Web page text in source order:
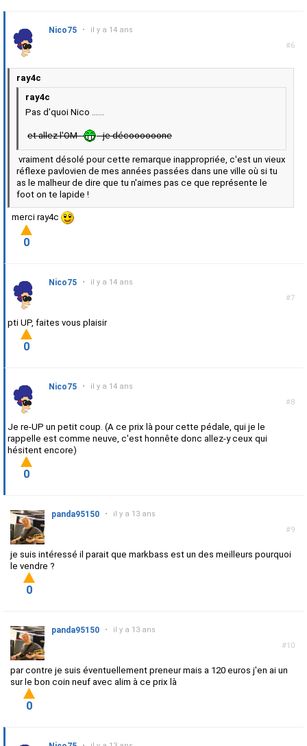
#6
Nico75 • il y a 14 ans
ray4c
ray4c
Pas d'quoi Nico ......
et allez l'OM je décoooooone
vraiment désolé pour cette remarque inappropriée, c'est un vieux
réflexe pavlovien de mes années passées dans une ville où si tu
as le malheur de dire que tu n'aimes pas ce que représente le
foot on te lapide !
merci ray4c
0
#7
Nico75 • il y a 14 ans
pti UP, faites vous plaisir
0
#8
Nico75 • il y a 14 ans
Je re-UP un petit coup. (A ce prix là pour cette pédale, qui je le
rappelle est comme neuve, c'est honnête donc allez-y ceux qui
hésitent encore)
0
#9
panda95150 • il y a 13 ans
je suis intéressé il parait que markbass est un des meilleurs pourquoi
le vendre ?
0
#10
panda95150 • il y a 13 ans
par contre je suis éventuellement preneur mais a 120 euros j'en ai un
sur le bon coin neuf avec alim à ce prix là
0